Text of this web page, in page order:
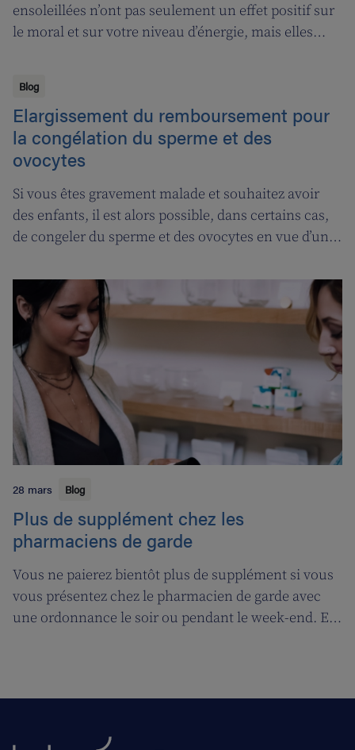
ensoleillées n’ont pas seulement un effet positif sur
le moral et sur votre niveau d’énergie, mais elles
faire avec modération : donc avec modération et en
vous protégeant bien. Saviez-vous que chaque
année, non moins de 2.200 personnes en Belgique
sont confrontées à un mélanome, une forme très
régulièrement votre peau, et faites attention aux
taches suspectes...
Blog
Elargissement du remboursement pour
la congélation du sperme et des
ovocytes
Si vous êtes gravement malade et souhaitez avoir
des enfants, il est alors possible, dans certains cas,
de congeler du sperme et des ovocytes en vue d’une
remboursé pour les patients cancéreux, mais deux
nouveaux groupes de patients viennent s’y ajouter.
28 mars Blog
Plus de supplément chez les
pharmaciens de garde
Vous ne paierez bientôt plus de supplément si vous
vous présentez chez le pharmacien de garde avec
une ordonnance le soir ou pendant le week-end. En